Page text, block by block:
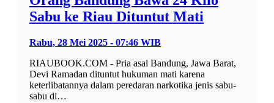
Sabu ke Riau Dituntut Mati
Rabu, 28 Mei 2025 - 07:46 WIB
RIAUBOOK.COM - Pria asal Bandung, Jawa Barat,
Devi Ramadan dituntut hukuman mati karena
keterlibatannya dalam peredaran narkotika jenis sabu-
sabu di…